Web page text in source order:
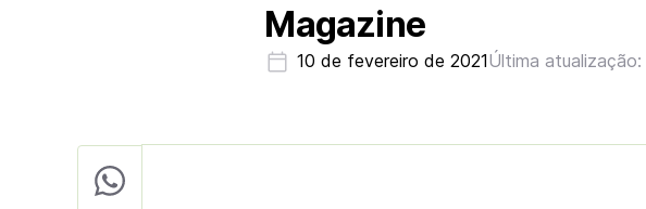
Magazine
10 de fevereiro de 2021Última